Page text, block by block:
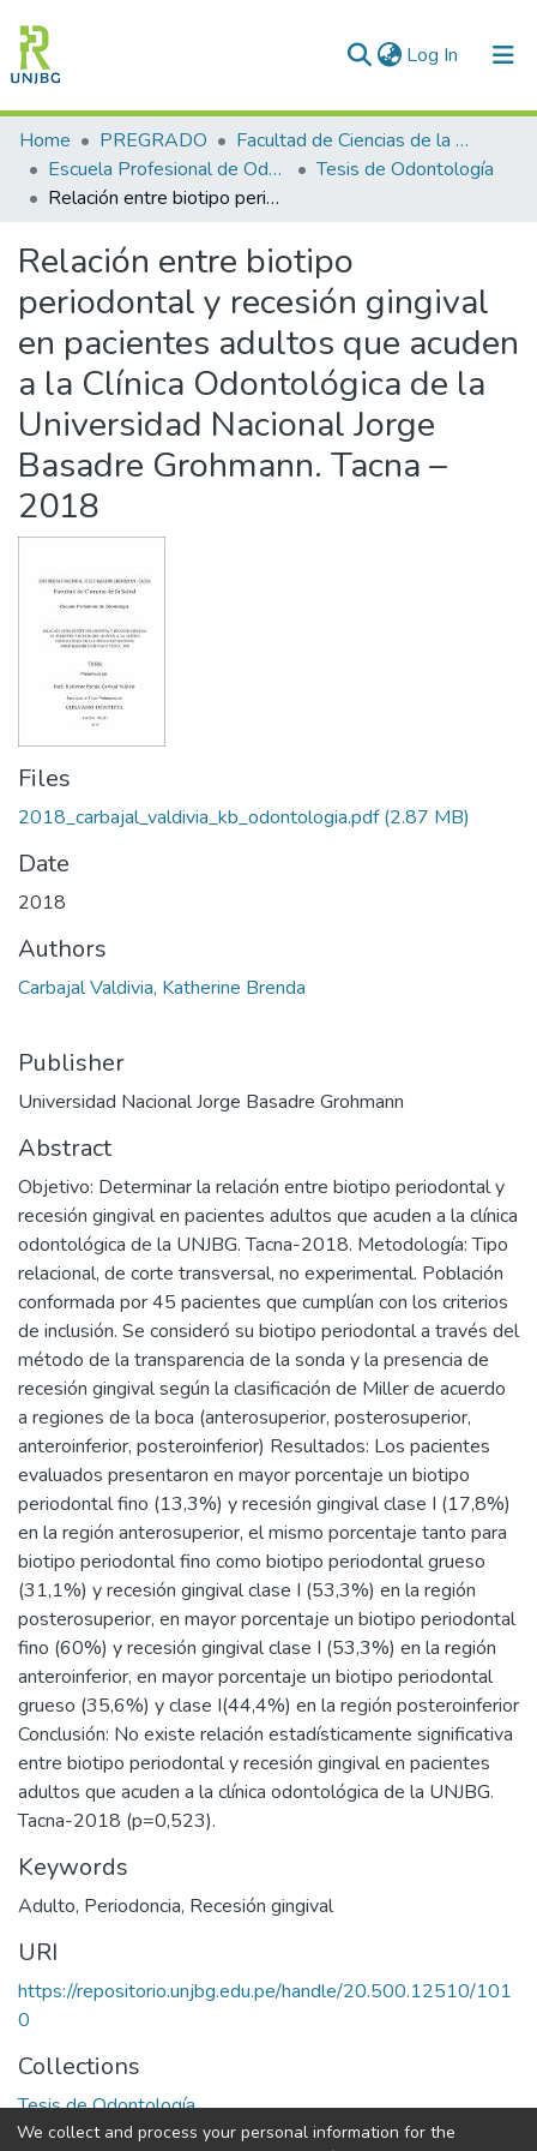
Log In (current)
Communities & Collections
All of DSpace
Enviar tesis
Home PREGRADO
Facultad de Ciencias de la Salud
Escuela Profesional de Odontología
Tesis de Odontología
Relación entre biotipo periodontal y recesión gingival en pacientes adultos que acuden a la Clínica Odontológica de la Universidad Nacional Jorge Basadre Grohmann. Tacna – 2018
Relación entre biotipo
periodontal y recesión gingival
en pacientes adultos que acuden
a la Clínica Odontológica de la
Universidad Nacional Jorge
Basadre Grohmann. Tacna –
2018
Files
2018_carbajal_valdivia_kb_odontologia.pdf(2.87 MB)
Date
2018
Authors
Carbajal Valdivia, Katherine Brenda
Publisher
Universidad Nacional Jorge Basadre Grohmann
Abstract
Objetivo: Determinar la relación entre biotipo periodontal y
recesión gingival en pacientes adultos que acuden a la clínica
odontológica de la UNJBG. Tacna-2018. Metodología: Tipo
relacional, de corte transversal, no experimental. Población
conformada por 45 pacientes que cumplían con los criterios
de inclusión. Se consideró su biotipo periodontal a través del
método de la transparencia de la sonda y la presencia de
recesión gingival según la clasificación de Miller de acuerdo
a regiones de la boca (anterosuperior, posterosuperior,
anteroinferior, posteroinferior) Resultados: Los pacientes
evaluados presentaron en mayor porcentaje un biotipo
periodontal fino (13,3%) y recesión gingival clase I (17,8%)
en la región anterosuperior, el mismo porcentaje tanto para
biotipo periodontal fino como biotipo periodontal grueso
(31,1%) y recesión gingival clase I (53,3%) en la región
posterosuperior, en mayor porcentaje un biotipo periodontal
fino (60%) y recesión gingival clase I (53,3%) en la región
anteroinferior, en mayor porcentaje un biotipo periodontal
grueso (35,6%) y clase I(44,4%) en la región posteroinferior
Conclusión: No existe relación estadísticamente significativa
entre biotipo periodontal y recesión gingival en pacientes
adultos que acuden a la clínica odontológica de la UNJBG.
Tacna-2018 (p=0,523).
Keywords
Adulto, Periodoncia, Recesión gingival
URI
https://repositorio.unjbg.edu.pe/handle/20.500.12510/101
0
Collections
Tesis de Odontología
We collect and process your personal information for the